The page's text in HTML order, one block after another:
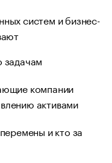
систем и бизнес-
компании
активами
и кто за